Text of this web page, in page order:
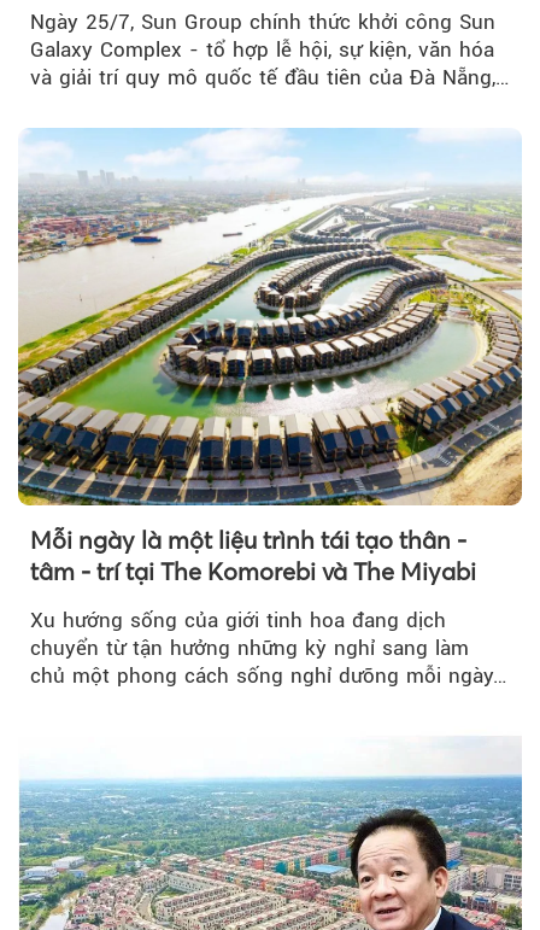
Ngày 25/7, Sun Group chính thức khởi công Sun
Galaxy Complex - tổ hợp lễ hội, sự kiện, văn hóa
và giải trí quy mô quốc tế đầu tiên của Đà Nẵng,…
Mỗi ngày là một liệu trình tái tạo thân -
tâm - trí tại The Komorebi và The Miyabi
Xu hướng sống của giới tinh hoa đang dịch
chuyển từ tận hưởng những kỳ nghỉ sang làm
chủ một phong cách sống nghỉ dưỡng mỗi ngày…